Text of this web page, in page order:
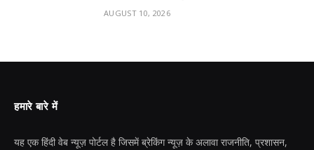
AUGUST 10, 2026
हमारे बारे में
यह एक हिंदी वेब न्यूज़ पोर्टल है जिसमें ब्रेकिंग न्यूज़ के अलावा राजनीति, प्रशासन,